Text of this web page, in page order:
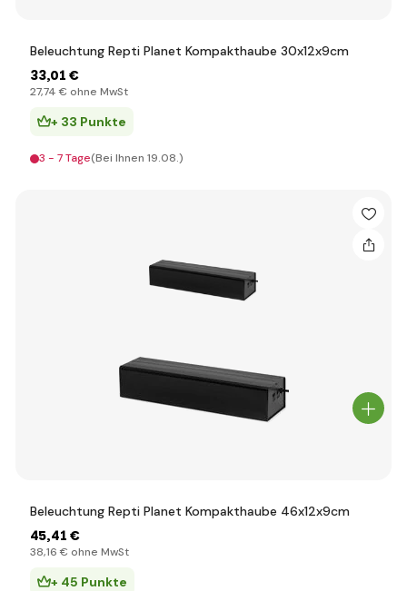
Beleuchtung Repti Planet Kompakthaube 30x12x9cm
33,01 €
27,74 € ohne MwSt
+ 33 Punkte
3 - 7 Tage(Bei Ihnen 19.08.)
Beleuchtung Repti Planet Kompakthaube 46x12x9cm
45,41 €
38,16 € ohne MwSt
+ 45 Punkte